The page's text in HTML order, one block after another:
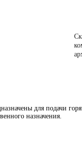
для подачи
назначения.